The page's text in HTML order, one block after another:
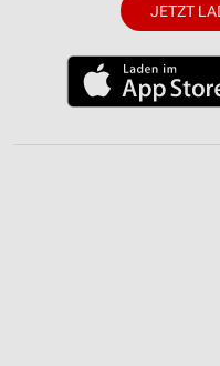
JETZT